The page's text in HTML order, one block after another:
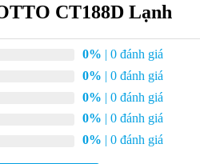
CT188D Lạnh
0% | 0 đánh giá
0% | 0 đánh giá
0% | 0 đánh giá
0% | 0 đánh giá
0% | 0 đánh giá